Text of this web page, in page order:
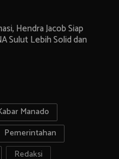
Hendra Jacob Siap
Sulut Lebih Solid dan
Manado
Pemerintahan
Redaksi